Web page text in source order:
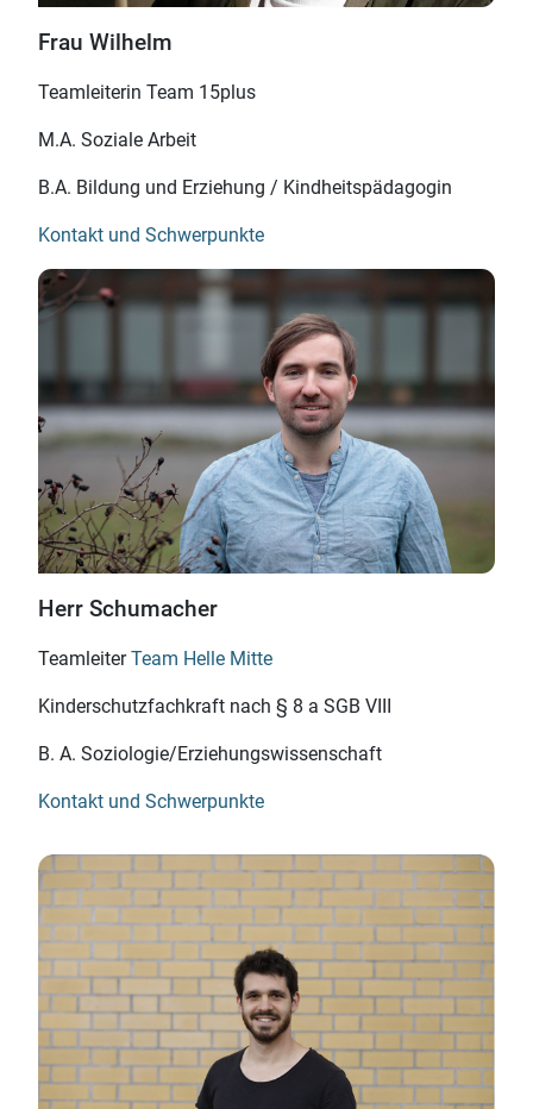
Frau Wilhelm
Teamleiterin Team 15plus
M.A. Soziale Arbeit
B.A. Bildung und Erziehung / Kindheitspädagogin
Kontakt und Schwerpunkte
Herr Schumacher
TeamleiterTeam Helle Mitte
Kinderschutzfachkraft nach § 8 a SGB VIII
B. A. Soziologie/Erziehungswissenschaft
Kontakt und Schwerpunkte